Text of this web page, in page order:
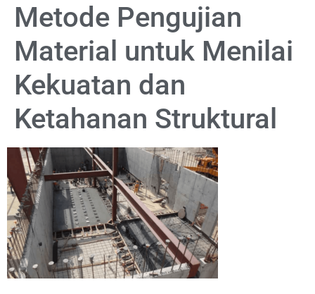
Metode Pengujian
Material untuk Menilai
Kekuatan dan
Ketahanan Struktural